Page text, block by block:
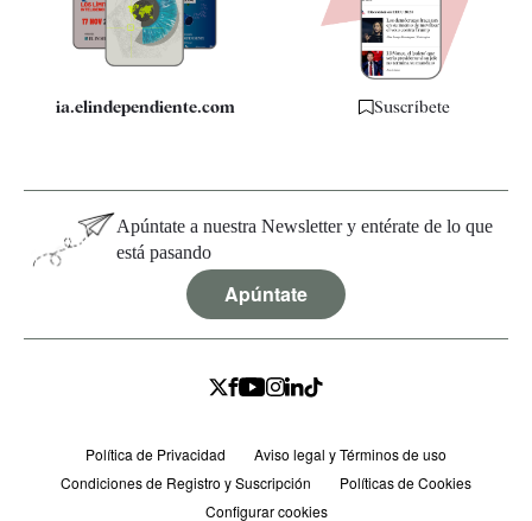
Especificaciones
ia.elindependiente.com Suscríbete
Apúntate a nuestra Newsletter y entérate de lo que
está pasando
Apúntate
Política de Privacidad
Aviso legal y Términos de uso
Condiciones de Registro y Suscripción
Políticas de Cookies
Configurar cookies